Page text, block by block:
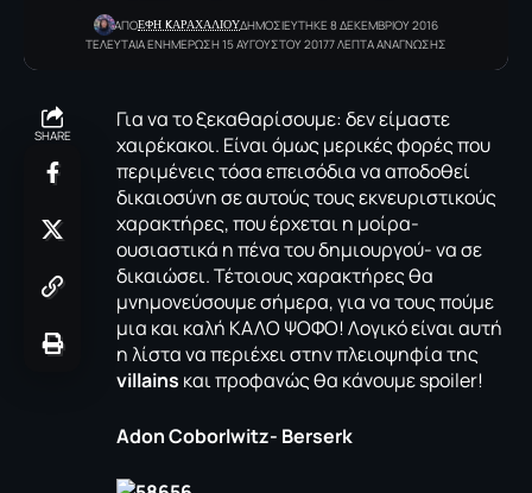
ΑΠΟΕΦΗ KΑΡΑΧΑΛΙΟΥΔΗΜΟΣΙΕΥΤΗΚΕ 8 ΔΕΚΕΜΒΡΙΟΥ 2016
ΤΕΛΕΥΤΑΙΑ ΕΝΗΜΕΡΩΣΗ 15 ΑΥΓΟΥΣΤΟΥ 20177 ΛΕΠΤΑ ΑΝΑΓΝΩΣΗΣ
SHARE
Για να το ξεκαθαρίσουμε: δεν είμαστε
χαιρέκακοι. Είναι όμως μερικές φορές που
περιμένεις τόσα επεισόδια να αποδοθεί
δικαιοσύνη σε αυτούς τους εκνευριστικούς
χαρακτήρες, που έρχεται η μοίρα-
ουσιαστικά η πένα του δημιουργού- να σε
δικαιώσει. Τέτοιους χαρακτήρες θα
μνημονεύσουμε σήμερα, για να τους πούμε
μια και καλή ΚΑΛΟ ΨΟΦΟ! Λογικό είναι αυτή
η λίστα να περιέχει στην πλειοψηφία της
villains και προφανώς θα κάνουμε spoiler!
Adon Coborlwitz- Berserk